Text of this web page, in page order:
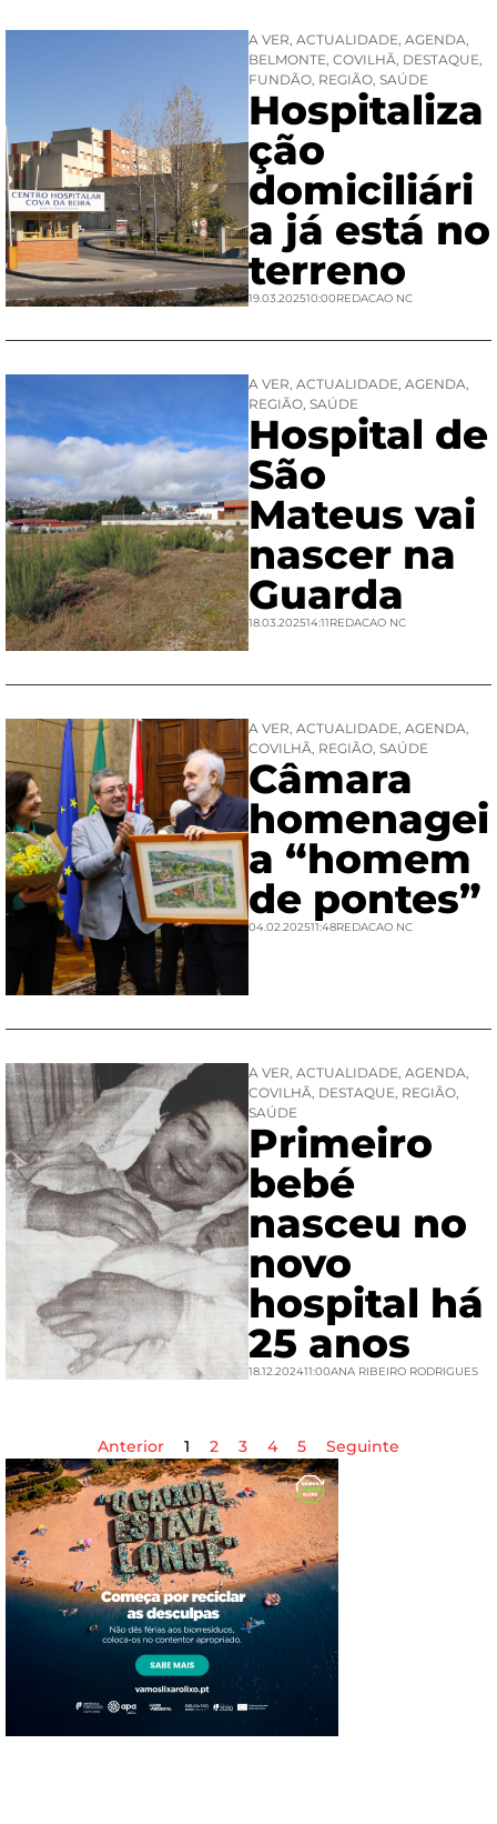
A VER, ACTUALIDADE, AGENDA,
BELMONTE, COVILHÃ, DESTAQUE,
FUNDÃO, REGIÃO, SAÚDE
Hospitaliza
ção
domiciliári
a já está no
terreno
19.03.202510:00REDACAO NC
A VER, ACTUALIDADE, AGENDA,
REGIÃO, SAÚDE
Hospital de
São
Mateus vai
nascer na
Guarda
18.03.202514:11REDACAO NC
A VER, ACTUALIDADE, AGENDA,
COVILHÃ, REGIÃO, SAÚDE
Câmara
homenagei
a “homem
de pontes”
04.02.202511:48REDACAO NC
A VER, ACTUALIDADE, AGENDA,
COVILHÃ, DESTAQUE, REGIÃO,
SAÚDE
Primeiro
bebé
nasceu no
novo
hospital há
25 anos
18.12.202411:00ANA RIBEIRO RODRIGUES
Anterior 1 2 3 4 5 Seguinte